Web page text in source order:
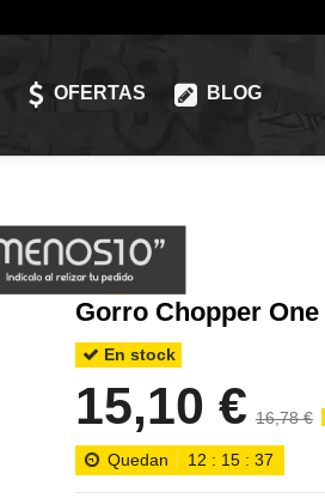
OFERTAS BLOG
Gorro Chopper One
En stock
15,10 € 16,78 €
Quedan 12 : 15 :36